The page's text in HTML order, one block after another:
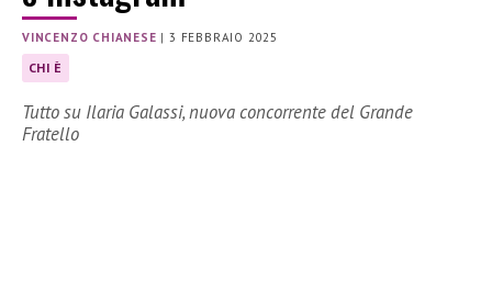
VINCENZO CHIANESE |3 FEBBRAIO 2025
CHI È
Tutto su Ilaria Galassi, nuova concorrente del Grande
Fratello